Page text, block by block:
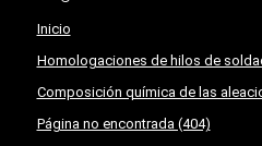
Inicio
Homologaciones de hilos de
Composición química de las
Página no encontrada (404)